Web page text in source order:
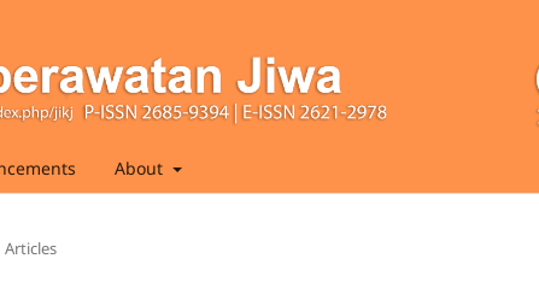
About
Articles